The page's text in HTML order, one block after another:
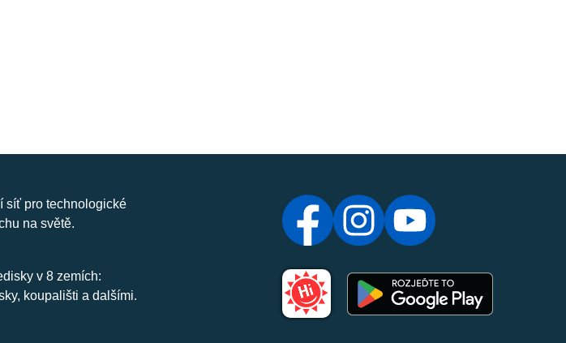
síť pro technologické
na světě.
v 8 zemích:
koupališti a dalšími.